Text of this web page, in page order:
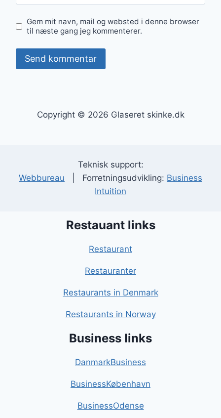
Gem mit navn, mail og websted i denne browser
til næste gang jeg kommenterer.
Copyright © 2026 Glaseret skinke.dk
Teknisk support:
Webbureau | Forretningsudvikling: Business
Intuition
Restauant links
Restaurant
Restauranter
Restaurants in Denmark
Restaurants in Norway
Business links
DanmarkBusiness
BusinessKøbenhavn
BusinessOdense